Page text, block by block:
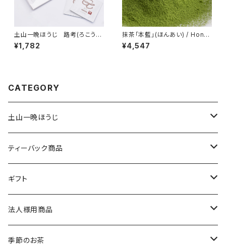
土山一晩ほうじ 路考(ろこう）
ドリップバッグギフト
¥1,782
抹茶「本藍」(ほんあい) / Hon-A
i / 100g
¥4,547
CATEGORY
土山一晩ほうじ
土山一晩ほうじ 木蘭（もくらん）
土山一晩ほうじ 路考（ろこう）
土山一晩ほうじフィナンシェ
ティーバック商品
緑茶のティーバック
和紅茶のティーバック
ほうじ茶のティーバック
ギフト
かぶせ茶
和紅茶とフィナンシェ
法人様用商品
微粉末かぶせ茶
季節のお茶